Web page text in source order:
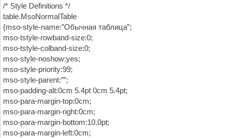
/* Style Definitions */
table.MsoNormalTable
{mso-style-name:”Обычная таблица”;
mso-tstyle-rowband-size:0;
mso-tstyle-colband-size:0;
mso-style-noshow:yes;
mso-style-priority:99;
mso-style-parent:””;
mso-padding-alt:0cm 5.4pt 0cm 5.4pt;
mso-para-margin-top:0cm;
mso-para-margin-right:0cm;
mso-para-margin-bottom:10.0pt;
mso-para-margin-left:0cm;